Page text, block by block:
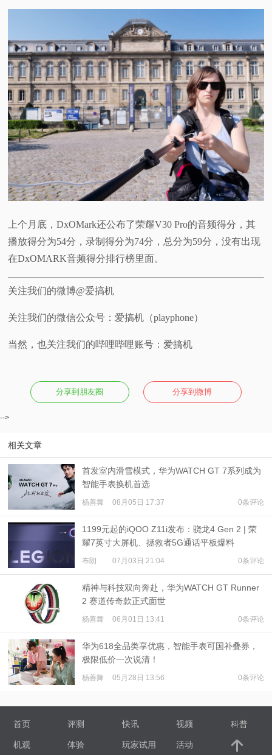
上个月底，DxOMark还公布了荣耀V30 Pro的音频得分，其
播放得分为54分，录制得分为74分，总分为59分，没有出现
在DxOMARK音频得分排行榜里面。
关注我们的微博@爱搞机
关注我们的微信公众号：爱搞机（playphone）
当然，也关注我们的哔哩哔哩账号：爱搞机
分享到朋友圈 分享到微博
-->
相关文章
首发室内滑雪模式，华为WATCH GT 7系列成为
智能手表换机首选
杨善舞 08月05日 17:37 0条评论
1199元起的iQOO Z11i发布：骁龙4 Gen 2 | 荣
耀7英寸大屏机、拯救者5G通话平板爆料
布朗 07月03日 21:04 0条评论
精神与科技双向奔赴，华为WATCH GT Runner
2 赛道传奇款正式面世
杨善舞 06月01日 13:41 0条评论
华为618全品类享优惠，智能手表可国补叠券，
极限低价一次说清！
杨善舞 05月28日 13:56 0条评论
首页 评测 快讯 视频 科普
机观 体验 玩家试用 活动